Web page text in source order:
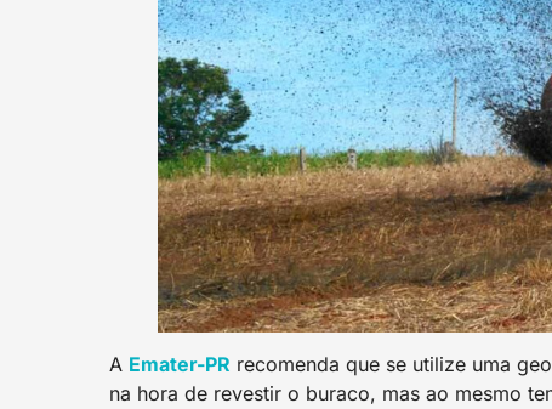
A Emater-PR recomenda que se utilize uma
na hora de revestir o buraco, mas ao mesmo